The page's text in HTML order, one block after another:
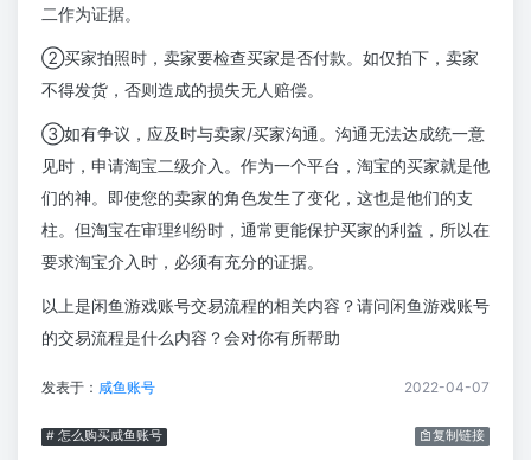
二作为证据。
②买家拍照时，卖家要检查买家是否付款。如仅拍下，卖家
不得发货，否则造成的损失无人赔偿。
③如有争议，应及时与卖家/买家沟通。沟通无法达成统一意
见时，申请淘宝二级介入。作为一个平台，淘宝的买家就是他
们的神。即使您的卖家的角色发生了变化，这也是他们的支
柱。但淘宝在审理纠纷时，通常更能保护买家的利益，所以在
要求淘宝介入时，必须有充分的证据。
以上是闲鱼游戏账号交易流程的相关内容？请问闲鱼游戏账号
的交易流程是什么内容？会对你有所帮助
发表于： 咸鱼账号 2022-04-07
# 怎么购买咸鱼账号 复制链接